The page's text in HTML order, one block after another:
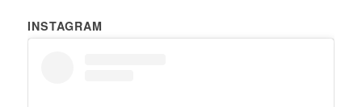
INSTAGRAM